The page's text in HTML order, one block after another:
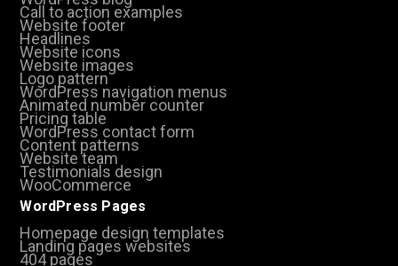
Call to action examples
Website footer
Headlines
Website icons
Website images
Logo pattern
WordPress navigation menus
Animated number counter
Pricing table
WordPress contact form
Content patterns
Website team
Testimonials design
WooCommerce
WordPress Pages
Homepage design templates
Landing pages websites
404 pages